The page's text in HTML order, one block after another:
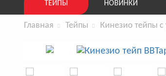
ТЕЙПЫ НОВИНКИ
Главная Тейпы Кинезио тейпы